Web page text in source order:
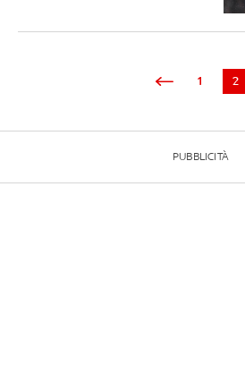
1 2
PUBBLICITÀ